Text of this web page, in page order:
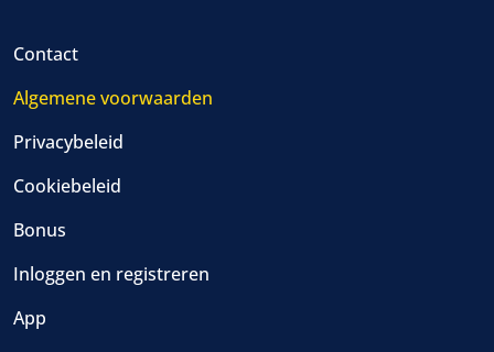
Contact
Algemene voorwaarden
Privacybeleid
Cookiebeleid
Bonus
Inloggen en registreren
App